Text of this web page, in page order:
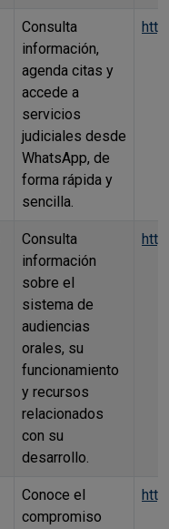
Consulta
información,
agenda citas y
accede a
servicios
judiciales desde
WhatsApp, de
forma rápida y
sencilla.
Consulta
información
sobre el
sistema de
audiencias
orales, su
funcionamiento
y recursos
relacionados
con su
desarrollo.
Conoce el
compromiso